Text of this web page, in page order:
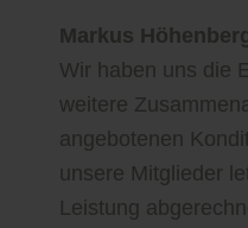
Markus
Wir haben uns die
weitere
angebotenen
unsere Mitglieder
Leistung